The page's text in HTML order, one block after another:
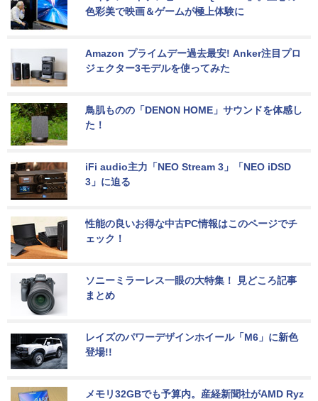
色彩美で映画＆ゲームが極上体験に
Amazon プライムデー過去最安! Anker注目プロ
ジェクター3モデルを使ってみた
鳥肌ものの「DENON HOME」サウンドを体感し
た！
iFi audio主力「NEO Stream 3」「NEO iDSD
3」に迫る
性能の良いお得な中古PC情報はこのページでチ
ェック！
ソニーミラーレス一眼の大特集！ 見どころ記事
まとめ
レイズのパワーデザインホイール「M6」に新色
登場!!
メモリ32GBでも予算内。産経新聞社がAMD Ryz